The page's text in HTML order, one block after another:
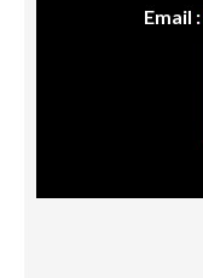
Email :